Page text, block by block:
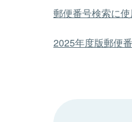
郵便番号検索に
2025年度版郵便